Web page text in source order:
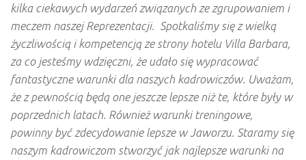
kilka ciekawych wydarzeń związanych ze zgrupowaniem i
meczem naszej Reprezentacji. Spotkaliśmy się z wielką
życzliwością i kompetencją ze strony hotelu Villa Barbara,
za co jesteśmy wdzięczni, że udało się wypracować
fantastyczne warunki dla naszych kadrowiczów. Uważam,
że z pewnością będą one jeszcze lepsze niż te, które były w
poprzednich latach. Również warunki treningowe,
powinny być zdecydowanie lepsze w Jaworzu. Staramy się
naszym kadrowiczom stworzyć jak najlepsze warunki na